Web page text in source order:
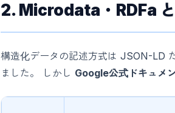
2. Microdata・RDFa
構造化データの記述方式は JSON-LD
ました。 しかし Google公式ドキュメ